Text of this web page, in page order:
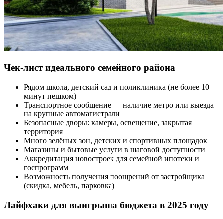
Чек-лист идеального семейного района
Рядом школа, детский сад и поликлиника (не более 10
минут пешком)
Транспортное сообщение — наличие метро или выезда
на крупные автомагистрали
Безопасные дворы: камеры, освещение, закрытая
территория
Много зелёных зон, детских и спортивных площадок
Магазины и бытовые услуги в шаговой доступности
Аккредитация новостроек для семейной ипотеки и
госпрограмм
Возможность получения поощрений от застройщика
(скидка, мебель, парковка)
Лайфхаки для выигрыша бюджета в 2025 году